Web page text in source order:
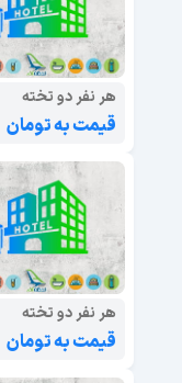
هر نفر دو تخته
قیمت به تومان
هر نفر دو تخته
قیمت به تومان